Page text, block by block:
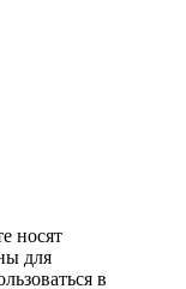
носят
для
в